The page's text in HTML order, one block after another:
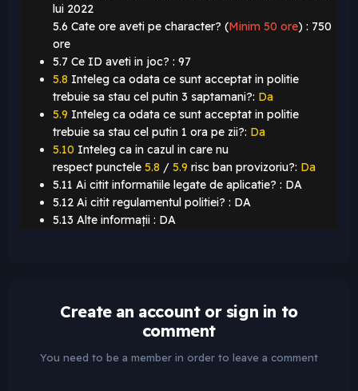
lui 2022
5.6 Cate ore aveti pe character? (Minim 50 ore) : 750
ore
5.7 Ce ID aveti in joc? : 97
5.8 Inteleg ca odata ce sunt acceptat in politie
trebuie sa stau cel putin 3 saptamani?: Da
5.9 Inteleg ca odata ce sunt acceptat in politie
trebuie sa stau cel putin 1 ora pe zii?: Da
5.10 Inteleg ca in cazul in care nu
respect punctele 5.8 / 5.9 risc ban provizoriu?: Da
5.11 Ai citit informatiile legate de aplicatie? : DA
5.12 Ai citit regulamentul politiei? : DA
5.13 Alte informații : DA
Create an account or sign in to
comment
You need to be a member in order to leave a comment